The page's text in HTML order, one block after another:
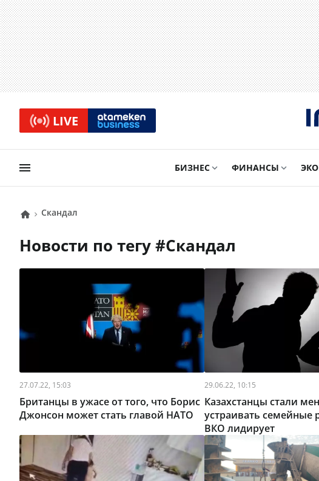
LIVE
БИЗНЕС ФИНАНСЫ
Скандал
Новости по тегу # Скандал
27.07.22, 15:03
Британцы в ужасе от того, что Борис
Джонсон может стать главой НАТО
29.06.22, 10:15
Казахстанцы стали
устраивать семейные
ВКО лидирует